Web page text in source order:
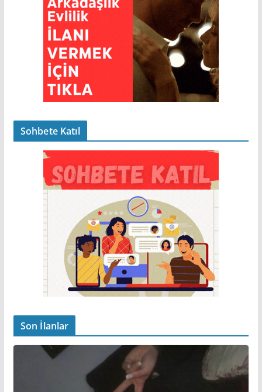
Sohbete Katıl
Son İlanlar